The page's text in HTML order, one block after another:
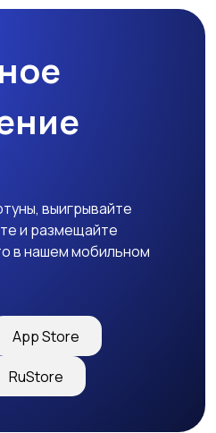
выигрывайте
и размещайте
в нашем мобильном
App Store
RuStore